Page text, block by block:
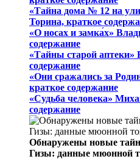
«Тайна дома № 12 на
Торина, краткое
«О носах и замка́х»
содержание
«Тайны старой аптеки»
содержание
«Они сражались за
краткое содержание
«Судьба человека»
содержание
Обнаружены новые
Гизы: данные мюонной